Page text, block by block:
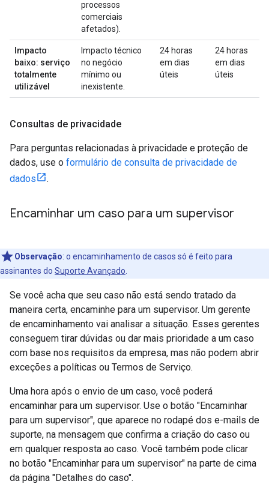
processos
comerciais
afetados).
Impacto
baixo: serviço
totalmente
utilizável
Impacto técnico
no negócio
mínimo ou
inexistente.
24 horas
em dias
úteis
24 horas
em dias
úteis
Consultas de privacidade
Para perguntas relacionadas à privacidade e proteção de
dados, use o formulário de consulta de privacidade de
dados
.
Encaminhar um caso para um supervisor
Observação: o encaminhamento de casos só é feito para
assinantes do Suporte Avançado
Se você acha que seu caso não está sendo tratado da
maneira certa, encaminhe para um supervisor. Um gerente
de encaminhamento vai analisar a situação. Esses gerentes
conseguem tirar dúvidas ou dar mais prioridade a um caso
com base nos requisitos da empresa, mas não podem abrir
exceções a políticas ou Termos de Serviço.
Uma hora após o envio de um caso, você poderá
encaminhar para um supervisor. Use o botão "Encaminhar
para um supervisor", que aparece no rodapé dos e-mails de
suporte, na mensagem que confirma a criação do caso ou
em qualquer resposta ao caso. Você também pode clicar
no botão "Encaminhar para um supervisor" na parte de cima
da página "Detalhes do caso".